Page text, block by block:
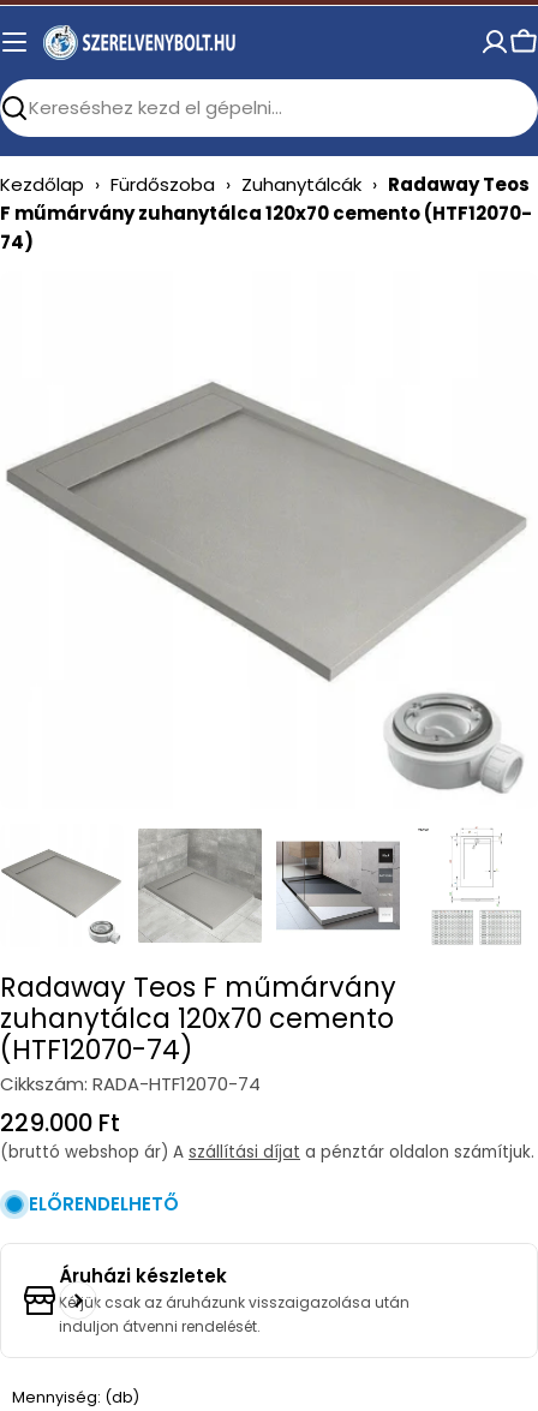
Skip
to
Search
Kezdőlap › Fürdőszoba › Zuhanytálcák › Radaway Teos
F műmárvány zuhanytálca 120x70 cemento (HTF12070-
74)
media 0 in modal
Radaway Teos F műmárvány
zuhanytálca 120x70 cemento
(HTF12070-74)
Cikkszám: RADA-HTF12070-74
Regular
price
229.000 Ft
(bruttó webshop ár) A szállítási díjat a pénztár oldalon számítjuk.
ELŐRENDELHETŐ
Áruházi készletek
Kérjük csak az áruházunk visszaigazolása után
induljon átvenni rendelését.
Mennyiség: (db)Quantity